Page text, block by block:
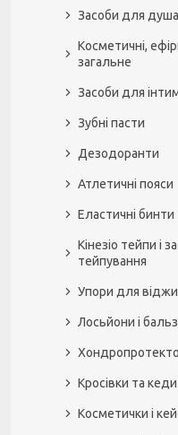
Засоби для душа
Косметичні,
загальне
Засоби для
Зубні пасти
Дезодоранти
Атлетичні пояси
Еластичні бинти
Кінезіо тейпи і
тейпування
Упори для
Лосьйони і
Кросівки та кеди
Косметички і